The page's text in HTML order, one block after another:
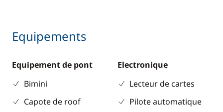
Equipements
Equipement de pont
Bimini
Capote de roof
Electronique
Lecteur de cartes
Pilote automatique